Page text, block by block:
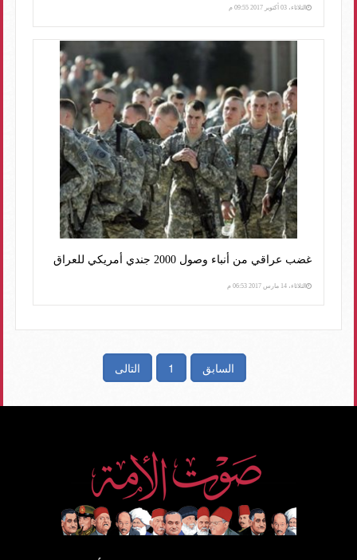
الثلاثاء، 03 أكتوبر 2017 09:55 م
غضب عراقي من أنباء وصول 2000 جندي أمريكي للعراق
الثلاثاء، 14 مارس 2017 06:53 م
السابق 1 التالى